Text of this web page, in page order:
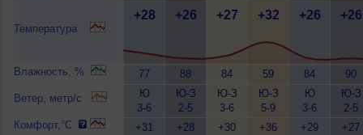
Температура
Влажность, %
Ветер, метр/с
Комфорт,°C
+28
77
Ю
3-6
+31
+26
88
Ю-З
2-5
+28
+27
84
Ю-З
3-6
+30
+32
59
Ю-З
5-9
+36
+26
84
Ю
3-6
+29
+26
90
Ю-З
2-5
+27